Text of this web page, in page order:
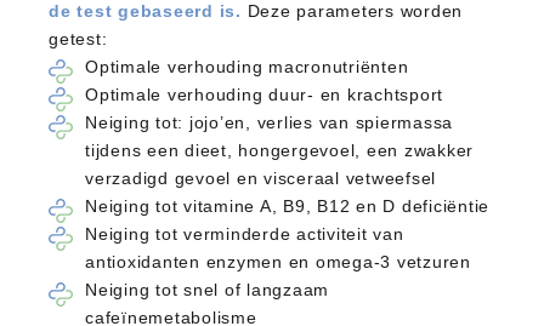
de test gebaseerd is. Deze parameters worden
getest:
Optimale verhouding macronutriënten
Optimale verhouding duur- en krachtsport
Neiging tot: jojo’en, verlies van spiermassa
tijdens een dieet, hongergevoel, een zwakker
verzadigd gevoel en visceraal vetweefsel
Neiging tot vitamine A, B9, B12 en D deficiëntie
Neiging tot verminderde activiteit van
antioxidanten enzymen en omega-3 vetzuren
Neiging tot snel of langzaam
cafeïnemetabolisme